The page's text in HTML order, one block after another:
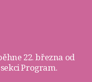
22. března od
Program.